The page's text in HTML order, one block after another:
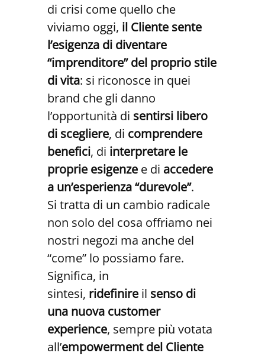
di crisi come quello che
viviamo oggi, il Cliente sente
l’esigenza di diventare
“imprenditore” del proprio stile
di vita: si riconosce in quei
brand che gli danno
l’opportunità di sentirsi libero
di scegliere, di comprendere
benefici, di interpretare le
proprie esigenze e di accedere
a un’esperienza “durevole”.
Si tratta di un cambio radicale
non solo del cosa offriamo nei
nostri negozi ma anche del
“come” lo possiamo fare.
Significa, in
sintesi, ridefinire il senso di
una nuova customer
experience, sempre più votata
all’empowerment del Cliente